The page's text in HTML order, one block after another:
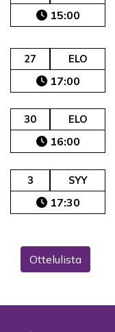
15:00
27 ELO
17:00
30 ELO
16:00
3 SYY
17:30
Ottelulista